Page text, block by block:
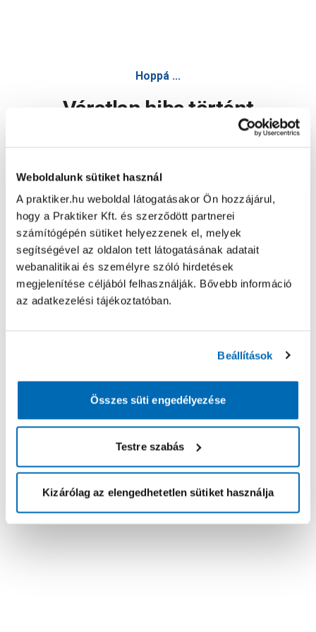
Weboldalunk sütiket használ
A praktiker.hu weboldal látogatásakor Ön hozzájárul,
hogy a Praktiker Kft. és szerződött partnerei
számítógépén sütiket helyezzenek el, melyek
segítségével az oldalon tett látogatásának adatait
webanalitikai és személyre szóló hirdetések
megjelenítése céljából felhasználják. Bővebb információ
az adatkezelési tájékoztatóban.
Beállítások
Összes süti engedélyezése
Testre szabás
Kizárólag az elengedhetetlen sütiket használja
Hoppá ...
Váratlan hiba történt
Oldal újratöltése